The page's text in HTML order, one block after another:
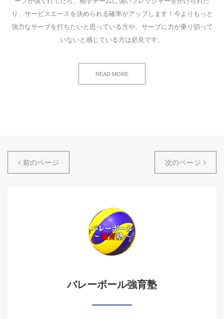
り、サービスエースを決められる確率がアップします！今よりもっと
強力なサーブを打ちたいと思っている方や、サーブに力が乗り切って
いないと感じている方は必見です。
READ MORE
前のページ 次のページ
バレーボール強育塾